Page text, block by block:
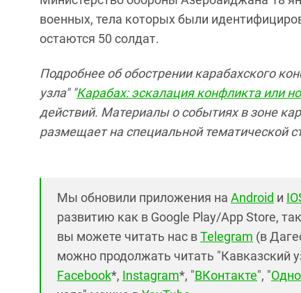
военных, тела которых были
остаются 50 солдат.
Подробнее об обострении карабахского
узла" "Карабах: эскалация конфликта или
действий. Материалы о событиях в зоне
размещает на специальной тематической
Мы обновили приложения на Android и
развитию как в Google Play/App Store,
вы можете читать нас вTelegram (в
можно продолжать читать "Кавказский
Facebook*, Instagram*, "ВКонтакте", "